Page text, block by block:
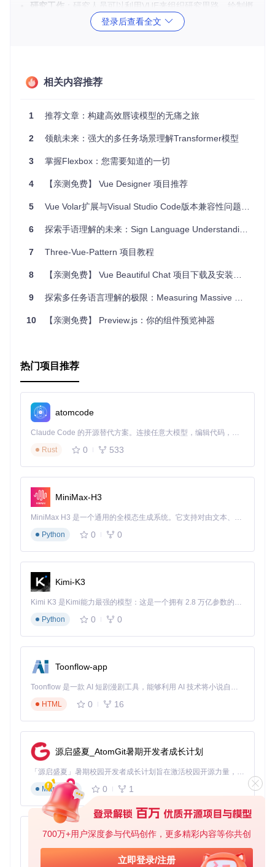
700万+用户深度参与代码创作，更多精彩内容等你共创
立即登录/注册
研究工作 ：研究人员可以利用VUE来组织研究思路，绘制概
念地图，追踪文献引用和数据关系。
：任何人都可以用它来整理自己的想法，进行
易用性：通过Ant脚本简化了构建和执行过程，使得开发者
灵活性：允许用户自由地创建和组织信息，支持多种视图
模式，以满足不同的可视化需求。
开放源码
：作为一个开源项目，用户可以自由查看和修改
代码，社区不断提供改进和新功能，保证其持续发展。
如果你正在寻找一个可以帮助你或你的学生更好地理解和表达
复杂概念的工具，那么VUE无疑是值得尝试的选择。更多信
息，请访问
VUE的主页 。
登录后查看全文
相关内容推荐
1 推荐文章：构建高效唇读模型的无痛之旅
2 领航未来：强大的多任务场景理解Transformer模型
3 掌握Flexbox：您需要知道的一切
4 【亲测免费】 Vue Designer 项目推荐
5 Vue Volar扩展与Visual Studio Code版本兼容性问题解析
6 探索手语理解的未来：Sign Language Understanding 开源项目
7 Three-Vue-Pattern 项目教程
8 【亲测免费】 Vue Beautiful Chat 项目下载及安装教程
9 探索多任务语言理解的极限：Measuring Massive Multitask Language Understanding 项目推荐
10 【亲测免费】 Preview.js：你的组件预览神器
热门项目推荐
atomcode
Claude Code 的开源替代方案。连接任意大模型，编辑代码，运行命令，自动验证 — 全自动执行。用 Rust 构建，极致性能。 ｜ An open-source alternative to Claude Code. Connect any LLM, edit code, run commands, and verify changes — autonomously. Built in Rust for speed. Get Started
Rust
0 533
MiniMax-H3
MiniMax H3 是一个通用的全模态生成系统。它支持对由文本、图像、视频和音频组成的多模态上下文进行统一理解，并能生成分辨率高达 2K、时长可达 15 秒的带原生立体声音频的视频。得益于面向任务泛化的系统设计，H3 在预训练阶段就已具备广泛的多模态上下文理解与生成能力，能够出色地执行复杂的多模态指令。
Python
0 0
Kimi-K3
Kimi K3 是Kimi能力最强的模型：这是一个拥有 2.8 万亿参数的混合专家（MoE）模型，具备原生视觉理解能力，并支持 100 万 token 的上下文窗口。
Python
0 0
Toonflow-app
Toonflow 是一款 AI 短剧漫剧工具，能够利用 AI 技术将小说自动转化为剧本，并结合 AI 生成的图片和视频，实现高效的短剧创作。借助 Toonflow，可以轻松完成从文字到影像的全流程，让短剧制作变得更加智能与便捷。
HTML
0 16
源启盛夏_AtomGit暑期开发者成长计划
「源启盛夏」暑期校园开发者成长计划旨在激活校园开源力量，通过积分激励、认证扶持、资源倾斜等形式，引导高校组织和开发者完成「入驻 — 建项目 — 做贡献 — 获认证 — 得资源」的完整闭环。无论你是想带领社团入驻平台的组织者，还是希望用代码贡献证明自己的开发者，都能在这里找到属于你的成长路径。
Markdown
0 1
AionUi
免费、本地、开源的 24/7 全天候 Cowork 应用，以及适用于 Gemini CLI、Claude Code、Codex、OpenCode、Qwen Code、Goose CLI、Auggie 等的 OpenClaw | 🌟 喜欢就点star吧